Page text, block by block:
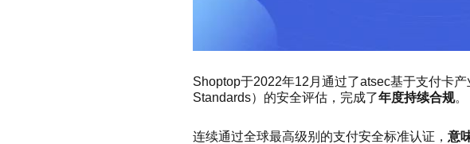
Shoptop于2022年12月通过了atsec基于支付卡
Standards）的安全评估，完成了年度持续合规。
连续通过全球最高级别的支付安全标准认证， 意